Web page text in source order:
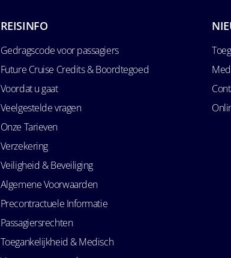
REISINFO
Gedragscode voor passagiers
Future Cruise Credits & Boordtegoed
Voordat u gaat
Veelgestelde vragen
Onze Tarieven
Verzekering
Veiligheid & Beveiliging
Algemene Voorwaarden
Precontractuele Informatie
Passagiersrechten
Toegankelijkheid & Medisch